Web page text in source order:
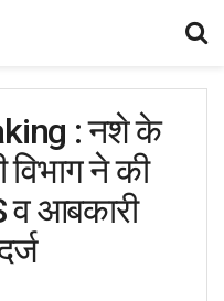
: नशे के
विभाग ने की
व आबकारी